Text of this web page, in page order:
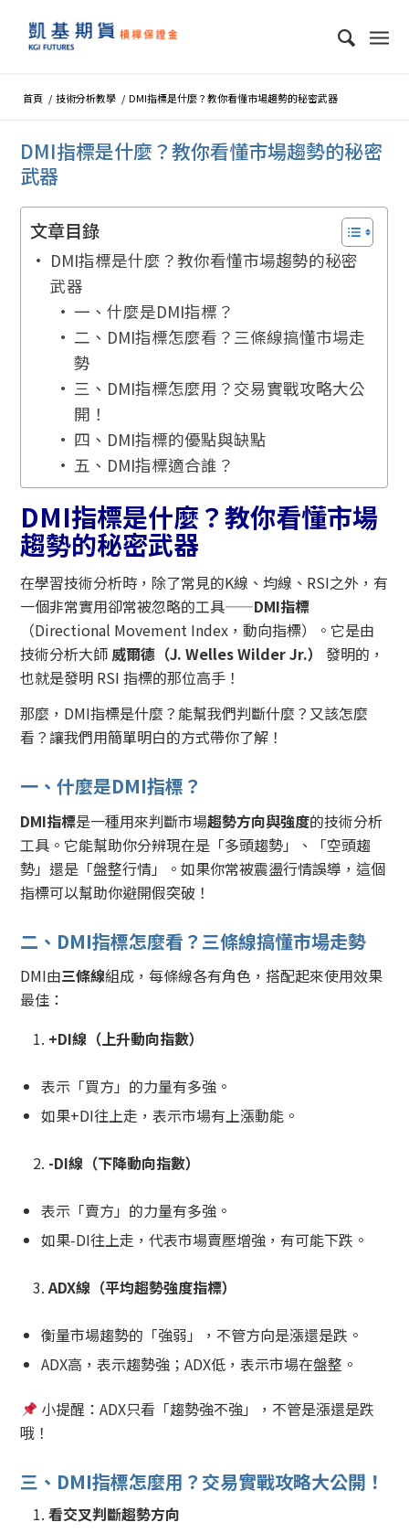
首頁 / 技術分析教學 / DMI指標是什麼？教你看懂市場趨勢的秘密武器
DMI指標是什麼？教你看懂市場趨勢的秘密
武器
文章目錄
DMI指標是什麼？教你看懂市場趨勢的秘密
武器
一、什麼是DMI指標？
二、DMI指標怎麼看？三條線搞懂市場走
勢
三、DMI指標怎麼用？交易實戰攻略大公
開！
四、DMI指標的優點與缺點
五、DMI指標適合誰？
DMI指標是什麼？教你看懂市場
趨勢的秘密武器
在學習技術分析時，除了常見的K線、均線、RSI之外，有
一個非常實用卻常被忽略的工具——DMI指標
（Directional Movement Index，動向指標）。它是由
技術分析大師 威爾德（J. Welles Wilder Jr.）
發明的，
也就是發明 RSI 指標的那位高手！
那麼，DMI指標是什麼？能幫我們判斷什麼？又該怎麼
看？讓我們用簡單明白的方式帶你了解！
一、什麼是DMI指標？
DMI指標是一種用來判斷市場趨勢方向與強度的技術分析
工具。它能幫助你分辨現在是「多頭趨勢」、「空頭趨
勢」還是「盤整行情」。如果你常被震盪行情誤導，這個
指標可以幫助你避開假突破！
二、DMI指標怎麼看？三條線搞懂市場走勢
DMI由三條線組成，每條線各有角色，搭配起來使用效果
最佳：
+DI線（上升動向指數）
表示「買方」的力量有多強。
如果+DI往上走，表示市場有上漲動能。
-DI線（下降動向指數）
表示「賣方」的力量有多強。
如果-DI往上走，代表市場賣壓增強，有可能下跌。
ADX線（平均趨勢強度指標）
衡量市場趨勢的「強弱」，不管方向是漲還是跌。
ADX高，表示趨勢強；ADX低，表示市場在盤整。
小提醒：ADX只看「趨勢強不強」，不管是漲還是跌
哦！
三、DMI指標怎麼用？交易實戰攻略大公開！
看交叉判斷趨勢方向